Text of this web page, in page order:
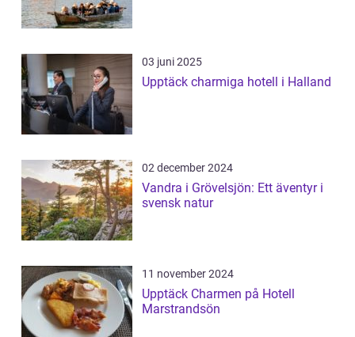
03 juni 2025
Upptäck charmiga hotell i Halland
02 december 2024
Vandra i Grövelsjön: Ett äventyr i
svensk natur
11 november 2024
Upptäck Charmen på Hotell
Marstrandsön